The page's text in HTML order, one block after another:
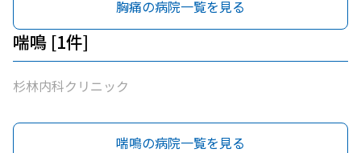
沢クリニック / エイゼンクリニック / 大橋クリニック /
Ｍ’ｓクリニック / 虎谷診療所 / 杉林内科クリニック / 北浜
よしおか内科クリニック / 曲直部クリニック / 今泉医院 /
ＡＭＡＣｌｉｎｉｃ淡路町院 / 日本経済新聞社大阪本社診
胸痛の病院一覧を見る
喘鳴 [1件]
杉林内科クリニック
喘鳴の病院一覧を見る